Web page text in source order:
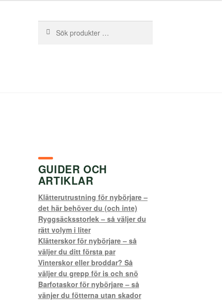
efter:
GUIDER OCH
ARTIKLAR
Klätterutrustning för nybörjare –
det här behöver du (och inte)
Ryggsäcksstorlek – så väljer du
rätt volym i liter
Klätterskor för nybörjare – så
väljer du ditt första par
Vinterskor eller broddar? Så
väljer du grepp för is och snö
Barfotaskor för nybörjare – så
vänjer du fötterna utan skador